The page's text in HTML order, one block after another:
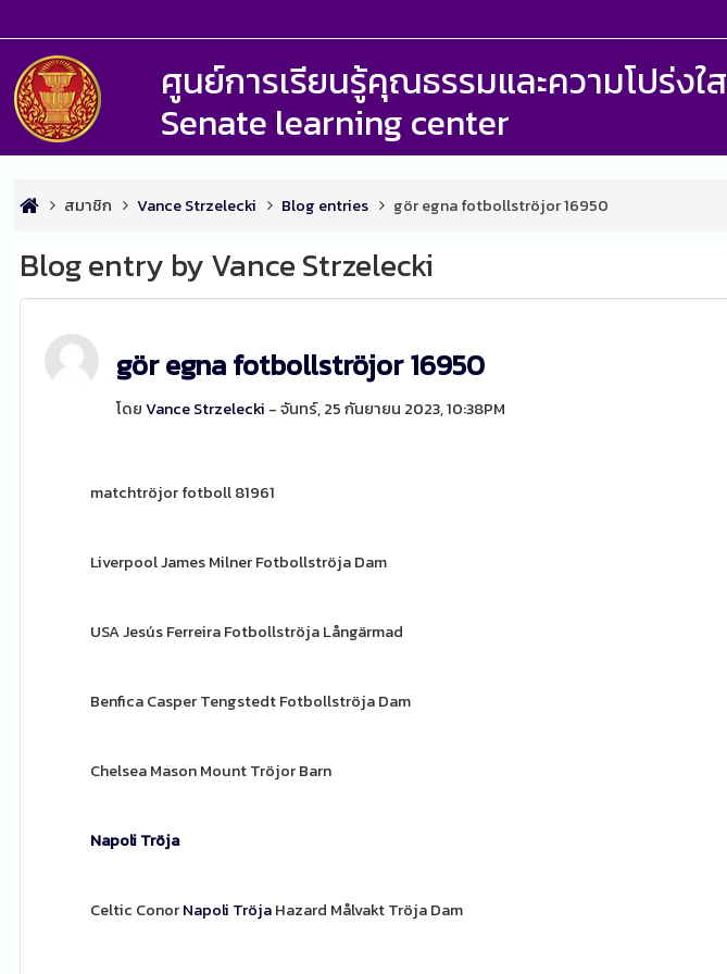
ศูนย์การเรียนรู้คุณธรรมและความโปร่งใส
Senate learning center
สมาชิก Vance Strzelecki Blog entries gör egna fotbollströjor 16950
Blog entry by Vance Strzelecki
gör egna fotbollströjor 16950
โดยVance Strzelecki - จันทร์, 25 กันยายน 2023, 10:38PM
matchtröjor fotboll 81961
Liverpool James Milner Fotbollströja Dam
USA Jesús Ferreira Fotbollströja Långärmad
Benfica Casper Tengstedt Fotbollströja Dam
Chelsea Mason Mount Tröjor Barn
Napoli Tröja
Celtic ConorNapoli TröjaHazard Målvakt Tröja Dam